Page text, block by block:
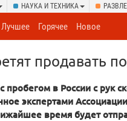
НАУКА И ТЕХНИКА
Лучшее Горячее Новое
продавать
пробегом в России с рук
экспертами
время будет